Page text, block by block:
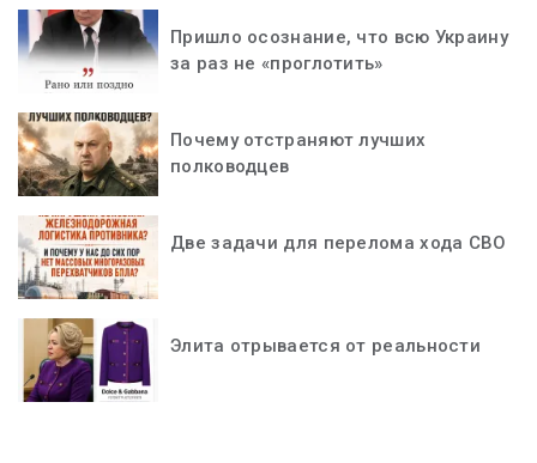
Пришло осознание, что всю Украину
за раз не «проглотить»
Почему отстраняют лучших
полководцев
Две задачи для перелома хода СВО
Элита отрывается от реальности